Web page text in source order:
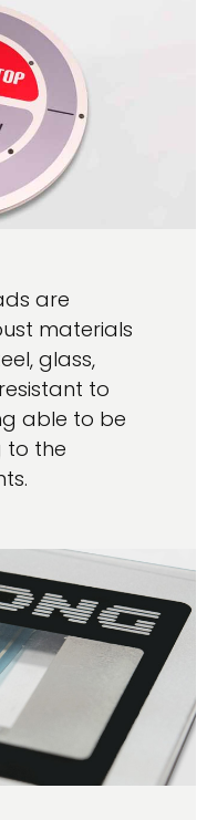
are
materials
glass,
to
able to be
to the